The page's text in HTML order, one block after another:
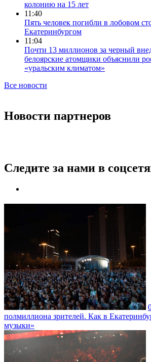
колонию на 15 лет
11:40
Пять человек погибли в лобовом
Екатеринбургом
11:04
Почти 13 миллионов за черный
белоярские атомщики объяснили
«уральским климатом»
Все новости
Новости партнеров
Следите за нами в
полмиллиона зрителей. Как в
музыки»